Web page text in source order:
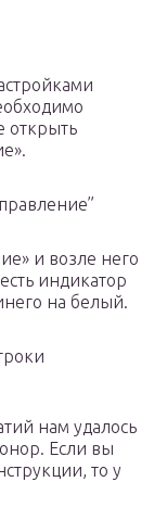
открыть
и возле него
индикатор
на белый.
нам удалось
Если вы
то у